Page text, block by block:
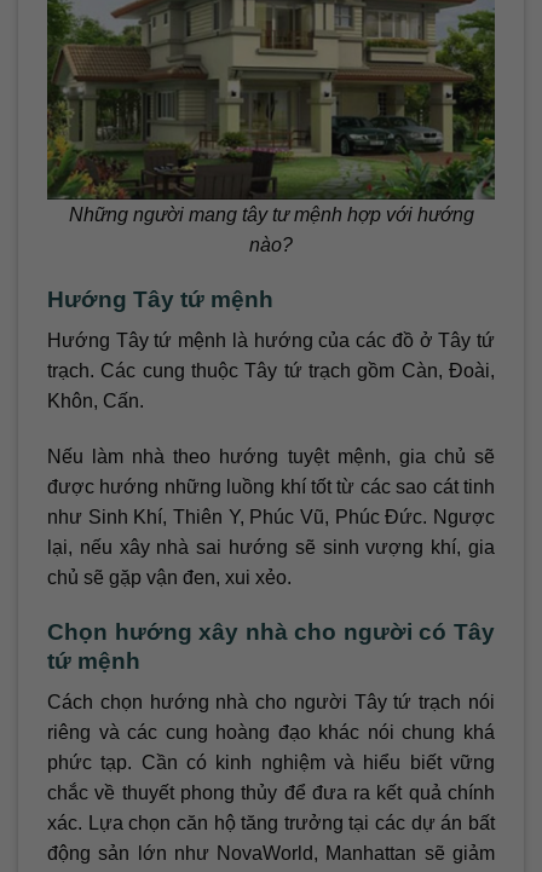
Những người mang tây tư mệnh hợp với hướng
nào?
Hướng Tây tứ mệnh
Hướng Tây tứ mệnh là hướng của các đồ ở Tây tứ
trạch. Các cung thuộc Tây tứ trạch gồm Càn, Đoài,
Khôn, Cấn.
Nếu làm nhà theo hướng tuyệt mệnh, gia chủ sẽ
được hướng những luồng khí tốt từ các sao cát tinh
như Sinh Khí, Thiên Y, Phúc Vũ, Phúc Đức. Ngược
lại, nếu xây nhà sai hướng sẽ sinh vượng khí, gia
chủ sẽ gặp vận đen, xui xẻo.
Chọn hướng xây nhà cho người có Tây
tứ mệnh
Cách chọn hướng nhà cho người Tây tứ trạch nói
riêng và các cung hoàng đạo khác nói chung khá
phức tạp. Cần có kinh nghiệm và hiểu biết vững
chắc về thuyết phong thủy để đưa ra kết quả chính
xác. Lựa chọn căn hộ tăng trưởng tại các dự án bất
động sản lớn như NovaWorld, Manhattan sẽ giảm